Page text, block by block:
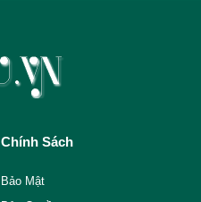
Chính Sách
Bảo Mật